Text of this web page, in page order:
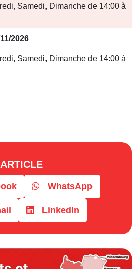
Samedi, Dimanche de 14:00 à
2026
Samedi, Dimanche de 14:00 à
WhatsApp
LinkedIn